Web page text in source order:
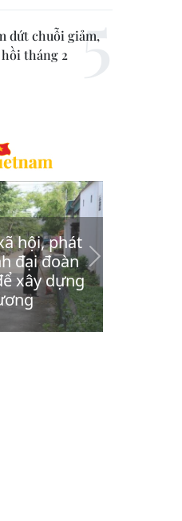
dứt chuỗi giảm,
tháng 2